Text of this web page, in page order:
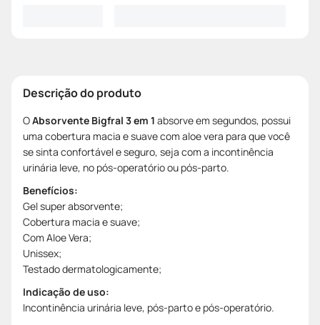
Descrição do produto
OAbsorvente Bigfral 3 em 1 absorve em segundos, possui
uma cobertura macia e suave com aloe vera para que você
se sinta confortável e seguro, seja com a incontinência
urinária leve, no pós-operatório ou pós-parto.
Benefícios:
Gel super absorvente;
Cobertura macia e suave;
Com Aloe Vera;
Unissex;
Testado dermatologicamente;
Indicação de uso:
Incontinência urinária leve, pós-parto e pós-operatório.